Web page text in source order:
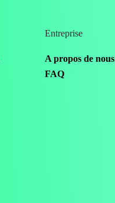
Entreprise
A propos de nous
FAQ